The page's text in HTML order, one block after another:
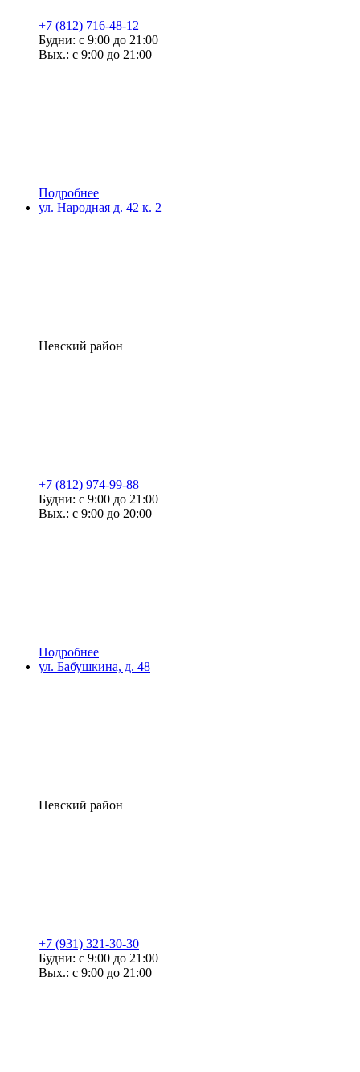
+7 (812) 716-48-12
Будни: с 9:00 до 21:00
Вых.: с 9:00 до 21:00
Подробнее
ул. Народная д. 42 к. 2
Невский район
+7 (812) 974-99-88
Будни: с 9:00 до 21:00
Вых.: с 9:00 до 20:00
Подробнее
ул. Бабушкина, д. 48
Невский район
+7 (931) 321-30-30
Будни: с 9:00 до 21:00
Вых.: с 9:00 до 21:00